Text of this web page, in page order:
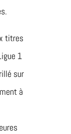
titres
1
sur
à